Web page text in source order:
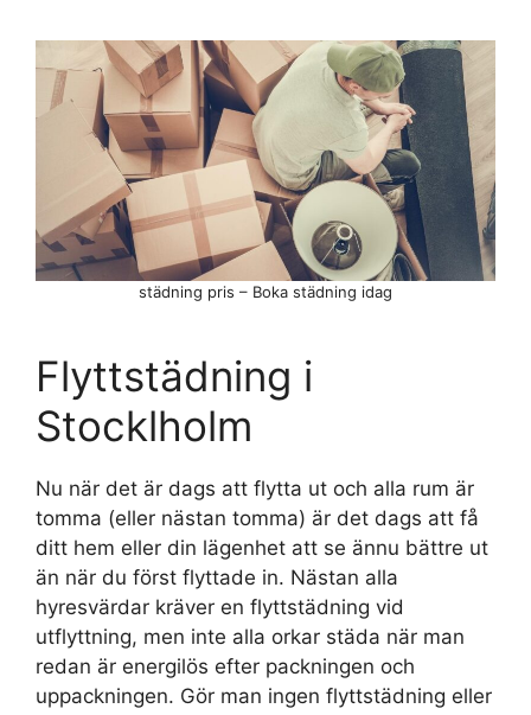
Flyttstädning i
Stocklholm
Nu när det är dags att flytta ut och alla rum är
tomma (eller nästan tomma) är det dags att få
ditt hem eller din lägenhet att se ännu bättre ut
än när du först flyttade in. Nästan alla
hyresvärdar kräver en flyttstädning vid
utflyttning, men inte alla orkar städa när man
redan är energilös efter packningen och
uppackningen. Gör man ingen flyttstädning eller
städning pris – Boka städning idag